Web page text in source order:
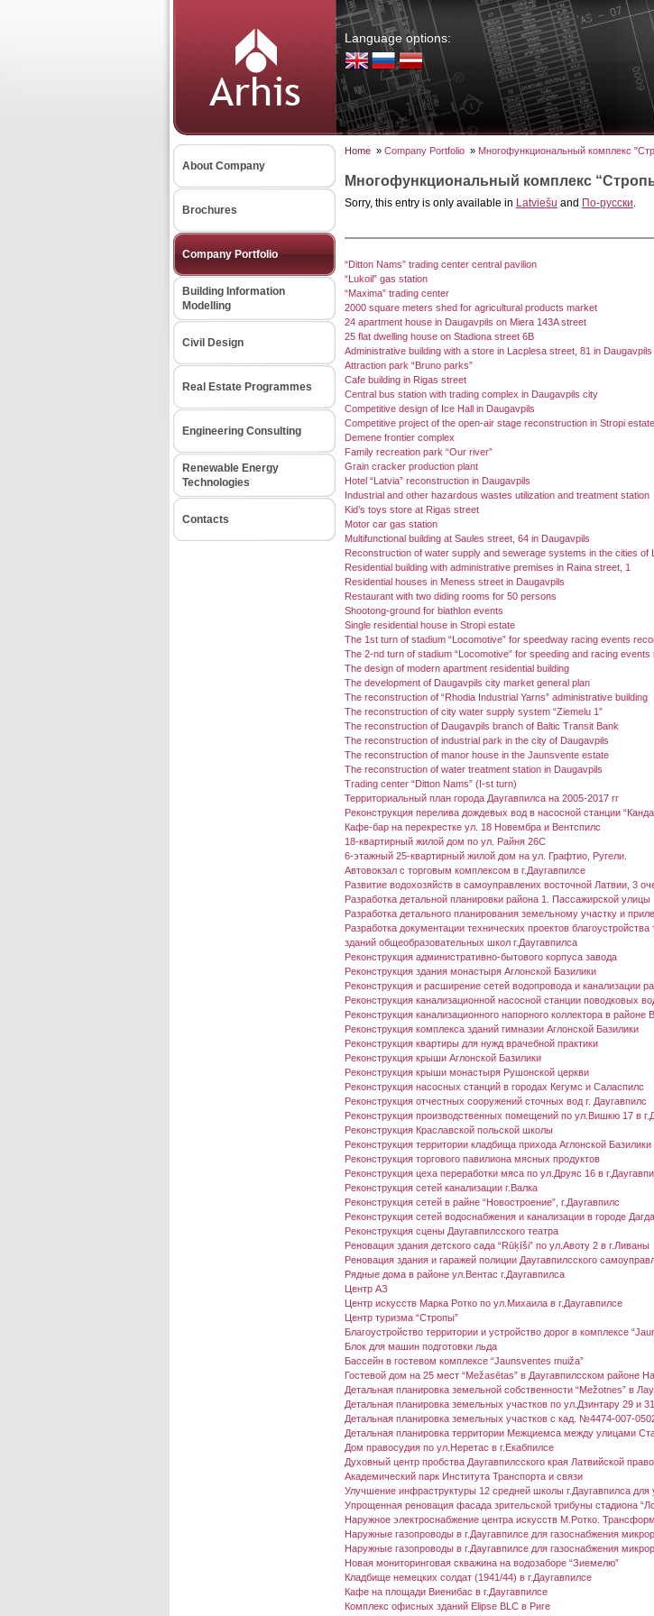
Language options:
About Company
Brochures
Company Portfolio
Building Information
Modelling
Civil Design
Real Estate Programmes
Engineering Consulting
Renewable Energy
Technologies
Contacts
Home » Company Portfolio » Многофункциональный комплекс
Многофункциональный комплекс
Sorry, this entry is only available in Latviešu and По-русски.
“Ditton Nams” trading center central pavilion
“Lukoil” gas station
“Maxima” trading center
2000 square meters shed for agricultural products market
24 apartment house in Daugavpils on Miera 143A street
25 flat dwelling house on Stadiona street 6B
Administrative building with a store in Lacplesa street, 81 in Daugavpils
Attraction park “Bruno parks”
Cafe building in Rigas street
Central bus station with trading complex in Daugavpils city
Competitive design of Ice Hall in Daugavpils
Competitive project of the open-air stage reconstruction in Stropi estate
Demene frontier complex
Family recreation park “Our river”
Grain cracker production plant
Hotel “Latvia” reconstruction in Daugavpils
Industrial and other hazardous wastes utilization and treatment station
Kid’s toys store at Rigas street
Motor car gas station
Multifunctional building at Saules street, 64 in Daugavpils
Reconstruction of water supply and sewerage systems in the cities of
Residential building with administrative premises in Raina street, 1
Residential houses in Meness street in Daugavpils
Restaurant with two diding rooms for 50 persons
Shootong-ground for biathlon events
Single residential house in Stropi estate
The 1st turn of stadium “Locomotive” for speedway racing events
The 2-nd turn of stadium “Locomotive” for speeding and racing
The design of modern apartment residential building
The development of Daugavpils city market general plan
The reconstruction of “Rhodia Industrial Yarns” administrative building
The reconstruction of city water supply system “Ziemelu 1″
The reconstruction of Daugavpils branch of Baltic Transit Bank
The reconstruction of industrial park in the city of Daugavpils
The reconstruction of manor house in the Jaunsvente estate
The reconstruction of water treatment station in Daugavpils
Trading center “Ditton Nams” (I-st turn)
Территориальный план города Даугавпилса на 2005-2017 гг
Реконструкция перелива дождевых вод в насосной станции
Кафе-бар на перекрестке ул. 18 Новембра и Вентспилс
18-квартирный жилой дом по ул. Райня 26C
6-этажный 25-квартирный жилой дом на ул. Графтио, Ругели.
Aвтовокзал с торговым комплексом в г.Даугавпилсе
Развитие водохозяйств в самоуправлених восточной Латвии, 3
Разработка детальной планировки района 1. Пассажирской улицы
Разработка детального планирования земельному участку и
Разработка документации технических проектов
зданий общеобразовательных школ г.Даугавпилса
Реконструкция административно-бытового корпуса завода
Реконструкция здания монастыря Аглонской Базилики
Реконструкция и расширение сетей водопровода и канализации
Реконструкция канализационной насосной станции поводковых
Реконструкция канализационного напорного коллектора в районе
Реконструкция комплекса зданий гимназии Аглонской Базилики
Реконструкция квартиры для нужд врачебной практики
Реконструкция крыши Аглонской Базилики
Реконструкция крыши монастыря Рушонской церкви
Реконструкция насосных станций в городах Кегумс и Саласпилс
Реконструкция отчестных сооружений сточных вод г. Даугавпилс
Реконструкция производственных помещений по ул.Вишкю 17 в
Реконструкция Краславской польской школы
Реконструкция территории кладбища прихода Аглонской Базилики
Реконструкция торгового павилиона мясных продуктов
Реконструкция цеха переработки мяса по ул.Друяс 16 в
Реконструкция сетей канализации г.Валка
Реконструкция сетей в райне “Новостроение”, г.Даугавпилс
Реконструкция сетей водоснабжения и канализации в городе Дагда
Реконструкция сцены Даугавпилсского театра
Реновация здания детского сада “Rūķīši” по ул.Авоту 2 в г.Ливаны
Реновация здания и гаражей полиции Даугавпилсского
Рядные дома в районе ул.Вентас г.Даугавпилса
Центр АЗ
Центр искусств Марка Ротко по ул.Михаила в г.Даугавпилсе
Центр туризма “Стропы”
Благоустройство территории и устройство дорог в комплексе
Блок для машин подготовки льда
Бассейн в гостевом комплексе “Jaunsventes muiža”
Гостевой дом на 25 мест “Mežasētas” в Даугавпилсском районе
Детальная планировка земельной собственности “Mežotnes” в
Детальная планировка земельных участков по ул.Дзинтару 29 и
Детальная планировка земельных участков с кад. №4474-007-
Детальная планировка территории Межциемса между улицами
Дом правосудия по ул.Неретас в г.Екабпилсе
Духовный центр пробства Даугавпилсского края Латвийской
Академический парк Института Транспорта и связи
Улучшение инфраструктуры 12 средней школы г.Даугавпилса
Упрощенная реновация фасада зрительской трибуны стадиона
Наружное электроснабжение центра искусств М.Ротко.
Наружные газопроводы в г.Даугавпилсе для газоснабжения
Наружные газопроводы в г.Даугавпилсе для газоснабжения
Новая мониторинговая скважина на водозаборе “Зиемелю”
Кладбище немецких солдат (1941/44) в г.Даугавпилсе
Кафе на площади Виенибас в г.Даугавпилсе
Комплекс офисных зданий Elipse BLC в Риге